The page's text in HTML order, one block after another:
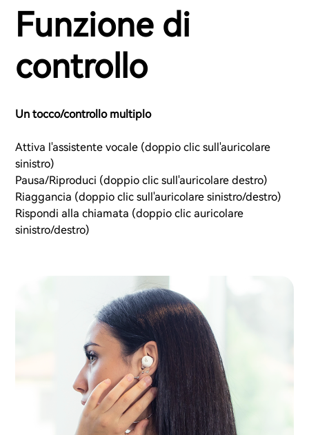
Funzione di
controllo
Un tocco/controllo multiplo
Attiva l'assistente vocale (doppio clic sull'auricolare
sinistro)
Pausa/Riproduci (doppio clic sull'auricolare destro)
Riaggancia (doppio clic sull'auricolare sinistro/destro)
Rispondi alla chiamata (doppio clic auricolare
sinistro/destro)